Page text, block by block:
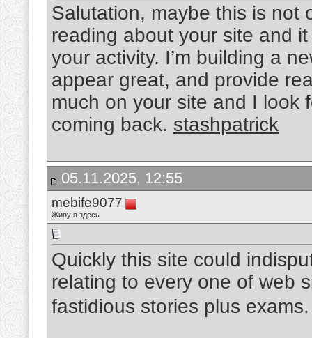
Salutation, maybe this is not
reading about your site and
your activity. I’m building a
appear great, and provide
much on your site and I look
coming back. stashpatrick
05.11.2025, 12:55
mebife9077
Живу я здесь
Quickly this site could
relating to every one of web
fastidious stories plus